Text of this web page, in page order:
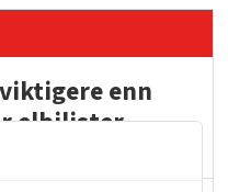
enn
elbilister